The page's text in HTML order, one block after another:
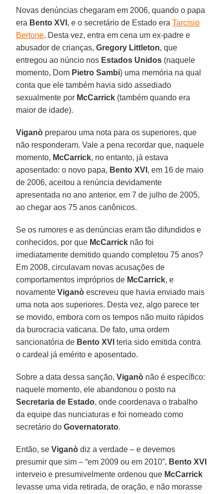
Novas denúncias chegaram em 2006, quando o papa
era Bento XVI , e o secretário de Estado eraTarcisio
Bertone. Desta vez, entra em cena um ex-padre e
abusador de crianças,Gregory Littleton, que
entregou ao núncio nos Estados Unidos (naquele
momento, Dom Pietro Sambi) uma memória na qual
conta que ele também havia sido assediado
sexualmente por McCarrick (também quando era
maior de idade).
Viganò preparou uma nota para os superiores, que
não responderam. Vale a pena recordar que, naquele
momento, McCarrick, no entanto, já estava
aposentado: o novo papa, Bento XVI , em 16 de maio
de 2006, aceitou a renúncia devidamente
apresentada no ano anterior, em 7 de julho de 2005,
ao chegar aos 75 anos canônicos.
Se os rumores e as denúncias eram tão difundidos e
conhecidos, por que McCarrick não foi
imediatamente demitido quando completou 75 anos?
Em 2008, circulavam novas acusações de
comportamentos impróprios de McCarrick, e
novamenteViganò escreveu que havia enviado mais
uma nota aos superiores. Desta vez, algo parece ter
se movido, embora com os tempos não muito rápidos
da burocracia vaticana. De fato, uma ordem
sancionatória de Bento XVI teria sido emitida contra
o cardeal já emérito e aposentado.
Sobre a data dessa sanção,Viganò não é específico:
naquele momento, ele abandonou o posto na
Secretaria de Estado, onde coordenava o trabalho
da equipe das nunciaturas e foi nomeado como
secretário doGovernatorato.
Então, seViganò diz a verdade – e devemos
presumir que sim – “em 2009 ou em 2010”, Bento XVI
interveio e presumivelmente ordenou que McCarrick
levasse uma vida retirada, de oração, e não morasse